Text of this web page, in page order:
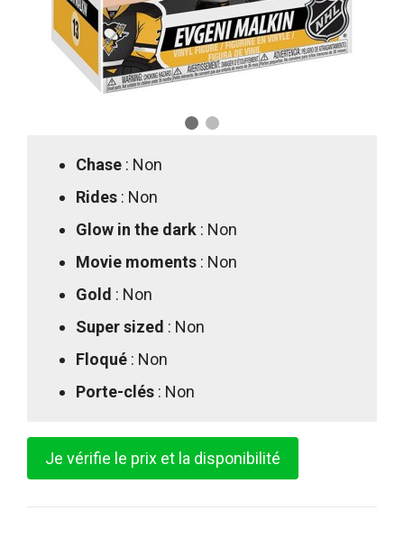
Chase : Non
Rides : Non
Glow in the dark : Non
Movie moments : Non
Gold : Non
Super sized : Non
Floqué : Non
Porte-clés : Non
Je vérifie le prix et la disponibilité